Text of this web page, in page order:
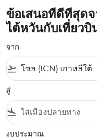
ข้อเสนอที่ดีที่สุดจ
ไต้หวันกับเที่ยวบิ
จาก
flight_takeoff
สู่
flight_land
งบประมาณ